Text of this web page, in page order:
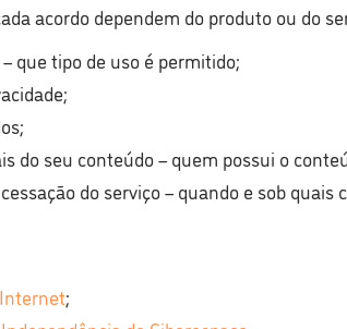
acordo dependem do produto ou do
que tipo de uso é permitido;
do seu conteúdo – quem possui o
do serviço – quando e sob
;